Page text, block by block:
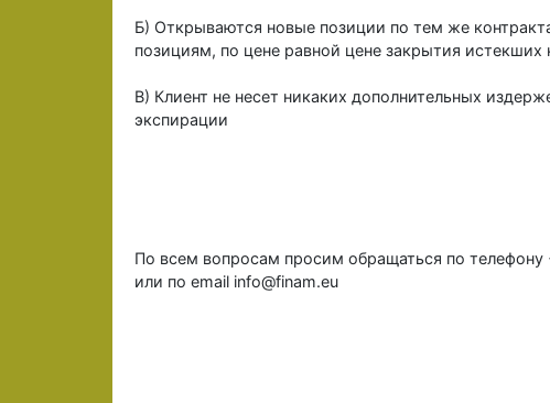
Б) Открываются новые позиции по тем же
позициям, по цене равной цене закрытия истекших
В) Клиент не несет никаких дополнительных
экспирации
По всем вопросам просим обращаться по
или по email info@finam.eu